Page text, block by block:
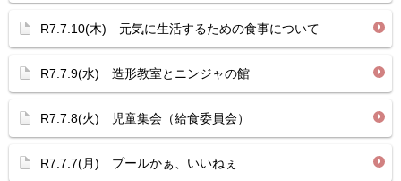
R7.7.10(木) 元気に生活するための食事について
R7.7.9(水) 造形教室とニンジャの館
R7.7.8(火) 児童集会（給食委員会）
R7.7.7(月) プールかぁ、いいねぇ